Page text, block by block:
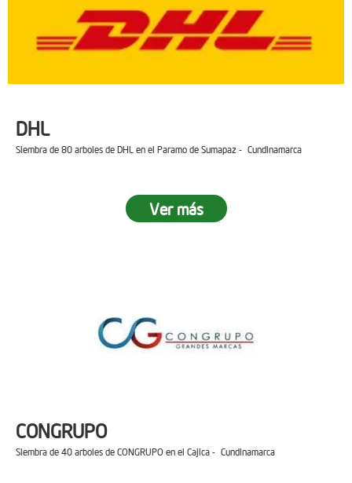
DHL
Siembra de 80 arboles de DHL en el Paramo de Sumapaz - Cundinamarca
Ver más
CONGRUPO
Siembra de 40 arboles de CONGRUPO en el Cajica - Cundinamarca